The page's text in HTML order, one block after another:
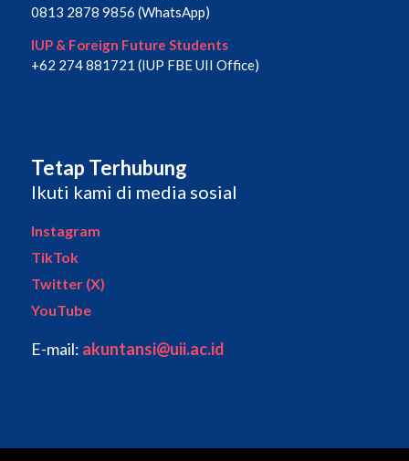
0813 2878 9856 (WhatsApp)
IUP & Foreign Future Students
+62 274 881721 (IUP FBE UII Office)
Tetap Terhubung
Ikuti kami di media sosial
Instagram
TikTok
Twitter (X)
YouTube
E-mail: akuntansi@uii.ac.id